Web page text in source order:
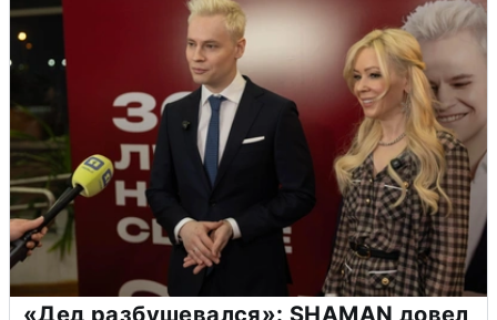
«Дед разбушевался»: SHAMAN довел